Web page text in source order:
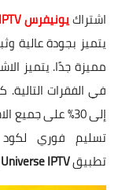
اشتراكيونيفرس
يتميز بجودة عالية
مميزة جدًا. يتميز
في الفقرات
إلى 30% على جميع الاشتراكات. اشترك الآن في سيرفر
تسليم فوري لكود
تطبيقUniverse IPTV